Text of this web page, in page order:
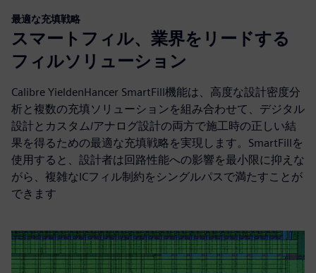
最適な充填戦略
スマートフィル、業界をリードする
フィルソリューション
Calibre YieldenHancer SmartFill機能は、高度な設計密度分
析と複数の充填ソリューションを組み合わせて、デジタル
設計とカスタム/アナログ設計の両方で施工時の正しい結
果を得るための最適な充填戦略を実現します。SmartFillを
使用すると、設計者は回路性能への影響を最小限に抑えな
がら、複雑なICフィル制約をシングルパスで満たすことが
できます